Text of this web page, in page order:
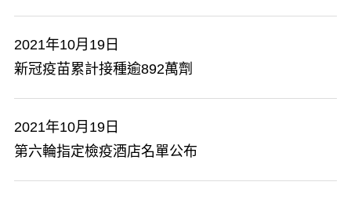
2021年10月19日
新冠疫苗累計接種逾892萬劑
2021年10月19日
第六輪指定檢疫酒店名單公布